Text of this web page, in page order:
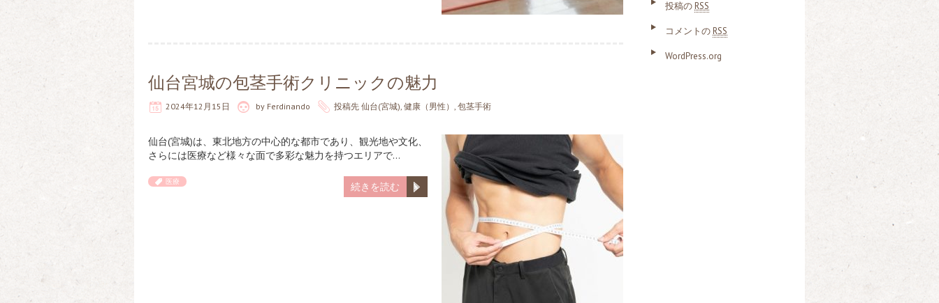
仙台宮城の包茎手術クリニックの魅力
2024年12月15日 by Ferdinando 投稿先 仙台(宮城) 健康（男性） 包茎手術
仙台(宮城)は、東北地方の中心的な都市であり、観光地や文化、
さらには医療など様々な面で多彩な魅力を持つエリアで…
続きを読む
医療
投稿のRSS
コメントのRSS
WordPress.org